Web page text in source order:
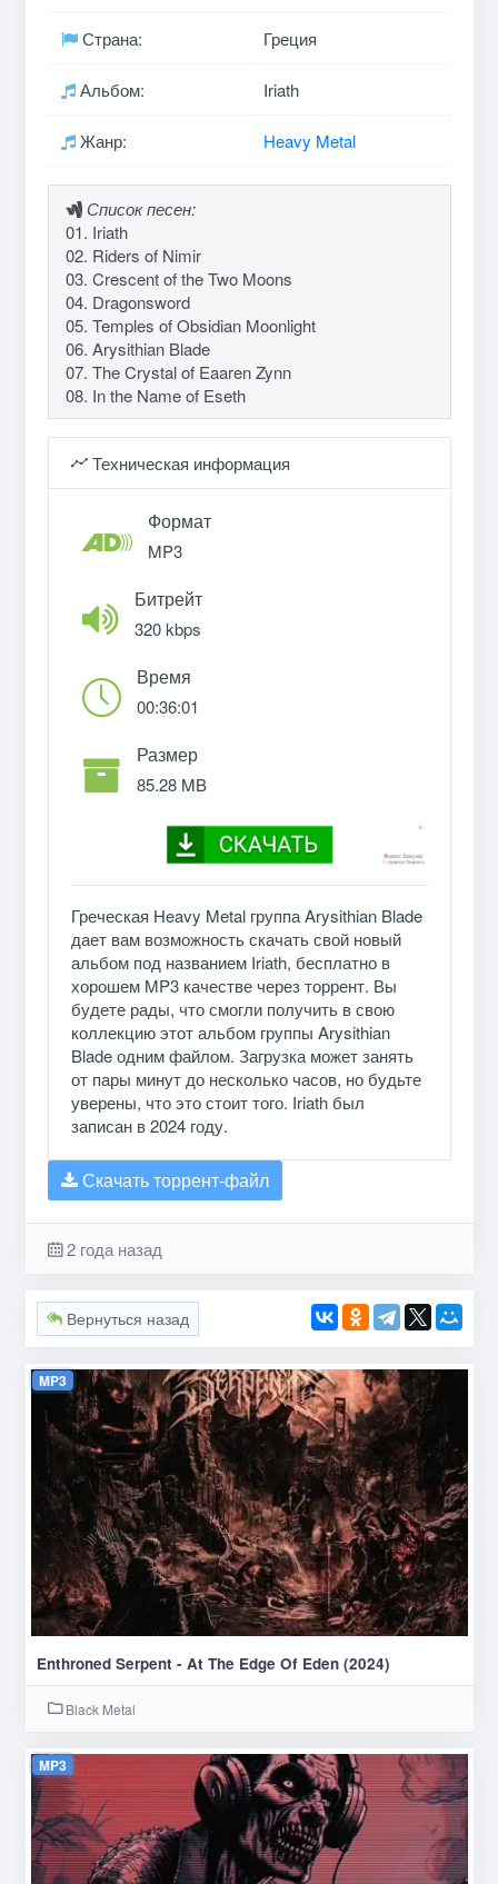
Страна: Греция
Альбом: Iriath
Жанр: Heavy Metal
Список песен:
01. Iriath
02. Riders of Nimir
03. Crescent of the Two Moons
04. Dragonsword
05. Temples of Obsidian Moonlight
06. Arysithian Blade
07. The Crystal of Eaaren Zynn
08. In the Name of Eseth
Техническая информация
Формат
MP3
Битрейт
320 kbps
Время
00:36:01
Размер
85.28 MB
Греческая Heavy Metal группа Arysithian Blade
дает вам возможность скачать свой новый
альбом под названием Iriath, бесплатно в
хорошем MP3 качестве через торрент. Вы
будете рады, что смогли получить в свою
коллекцию этот альбом группы Arysithian
Blade одним файлом. Загрузка может занять
от пары минут до несколько часов, но будьте
уверены, что это стоит того. Iriath был
записан в 2024 году.
Скачать торрент-файл
2 года назад
Вернуться назад
MP3
Enthroned Serpent - At The Edge Of Eden (2024)
Black Metal
MP3